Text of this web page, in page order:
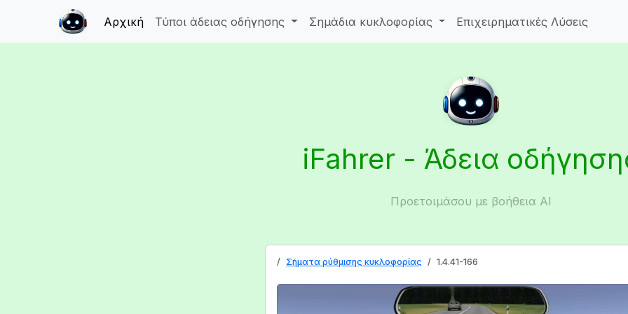
Αρχική Τύποι άδειας οδήγησης Σημάδια κυκλοφορίας Επιχειρηματικές Λύσεις
iFahrer - Άδεια
Προετοιμάσου με βοήθεια AI
Σήματα ρύθμισης κυκλοφορίας 1.4.41-166